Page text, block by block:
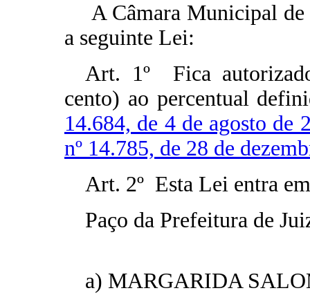
A Câmara Municipal de
a seguinte Lei:
Art. 1º Fica
cento) ao percentual
14.684, de 4 de agosto de
nº 14.785, de 28 de
Art. 2º Esta Lei entra
Paço da Prefeitura de
a) MARGARIDA